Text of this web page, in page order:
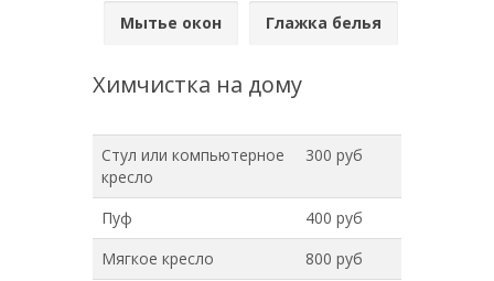
Мытье окон Глажка белья
Химчистка на дому
Стул или компьютерное
кресло
300 руб
Пуф
400 руб
Мягкое кресло
800 руб